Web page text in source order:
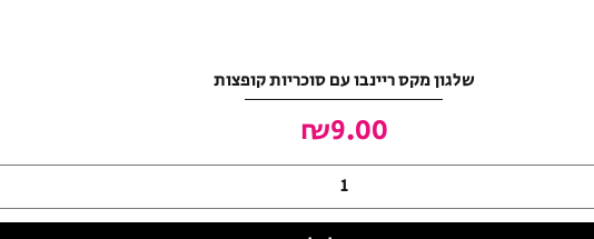
שלגון מקס ריינבו עם סוכריות קופצות
מחיר
₪9.00